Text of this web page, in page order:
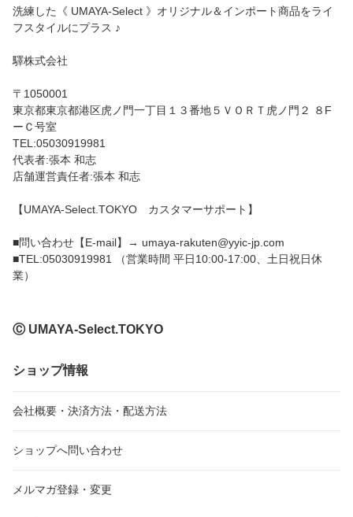
洗練した《 UMAYA-Select 》オリジナル＆インポート商品をライ
フスタイルにプラス ♪
驛株式会社
〒1050001
東京都東京都港区虎ノ門一丁目１３番地５ＶＯＲＴ虎ノ門２ ８F
ーＣ号室
TEL:05030919981
代表者:張本 和志
店舗運営責任者:張本 和志
【UMAYA-Select.TOKYO カスタマーサポート】
■問い合わせ【E-mail】→ umaya-rakuten@yyic-jp.com
■TEL:05030919981 （営業時間 平日10:00-17:00、土日祝日休
業）
Ⓒ UMAYA-Select.TOKYO
ショップ情報
会社概要・決済方法・配送方法
ショップへ問い合わせ
メルマガ登録・変更